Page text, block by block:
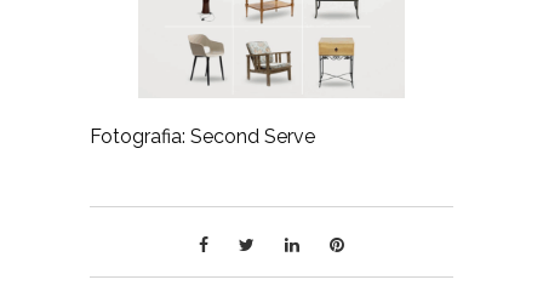
Fotografia: Second Serve